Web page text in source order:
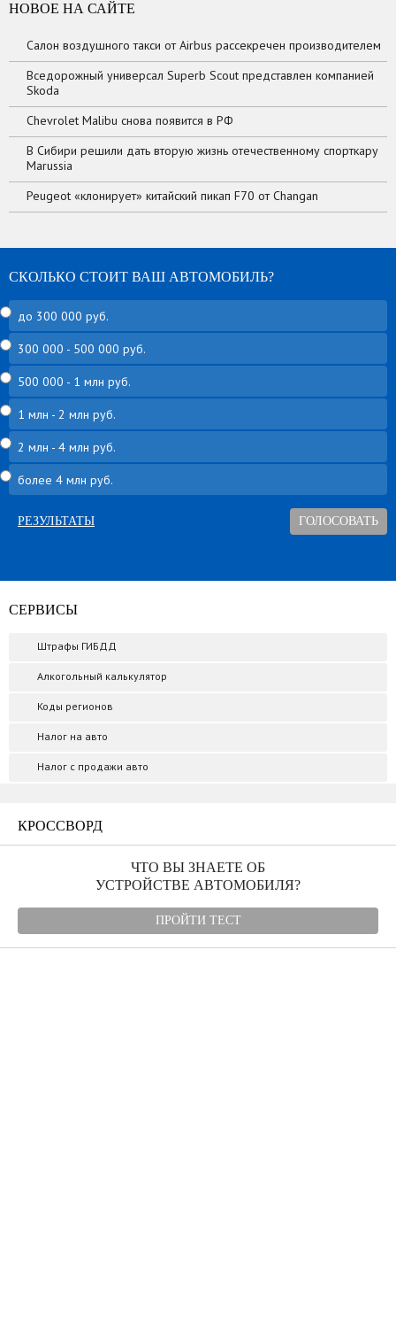
НОВОЕ НА САЙТЕ
Салон воздушного такси от Airbus рассекречен производителем
Вседорожный универсал Superb Scout представлен компанией
Skoda
Chevrolet Malibu снова появится в РФ
В Сибири решили дать вторую жизнь отечественному спорткару
Marussia
Peugeot «клонирует» китайский пикап F70 от Changan
СКОЛЬКО СТОИТ ВАШ АВТОМОБИЛЬ?
до 300 000 руб.
300 000 - 500 000 руб.
500 000 - 1 млн руб.
1 млн - 2 млн руб.
2 млн - 4 млн руб.
более 4 млн руб.
РЕЗУЛЬТАТЫ
СЕРВИСЫ
Штрафы ГИБДД
Алкогольный калькулятор
Коды регионов
Налог на авто
Налог с продажи авто
КРОССВОРД
ЧТО ВЫ ЗНАЕТЕ ОБ
УСТРОЙСТВЕ АВТОМОБИЛЯ?
ПРОЙТИ ТЕСТ